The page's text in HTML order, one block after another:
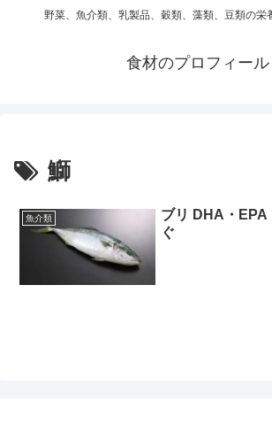
野菜、魚介類、乳製品、穀類、藻類、豆類の栄
食材のプロフィール
鰤
魚介類
ブリ DHA・EPA
ぐ